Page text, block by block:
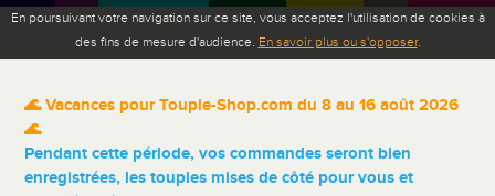
En poursuivant votre navigation sur ce site, vous acceptez l'utilisation de cookies à
des fins de mesure d'audience. En savoir plus ou s'opposer.
🌊 Vacances pour Toupie-Shop.com du 8 au 16 août 2026
🌊
Pendant cette période, vos commandes seront bien
enregistrées, les toupies mises de côté pour vous et